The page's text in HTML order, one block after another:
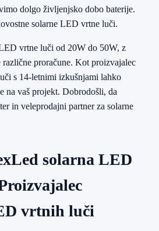
dolgo življenjsko dobo baterije.
solarne LED vrtne luči.
vrtne luči od 20W do 50W, z
proračune. Kot proizvajalec
s 14-letnimi izkušnjami lahko
na vaš projekt. Dobrodošli, da
in veleprodajni partner za solarne
solarna LED
vrtnih luči